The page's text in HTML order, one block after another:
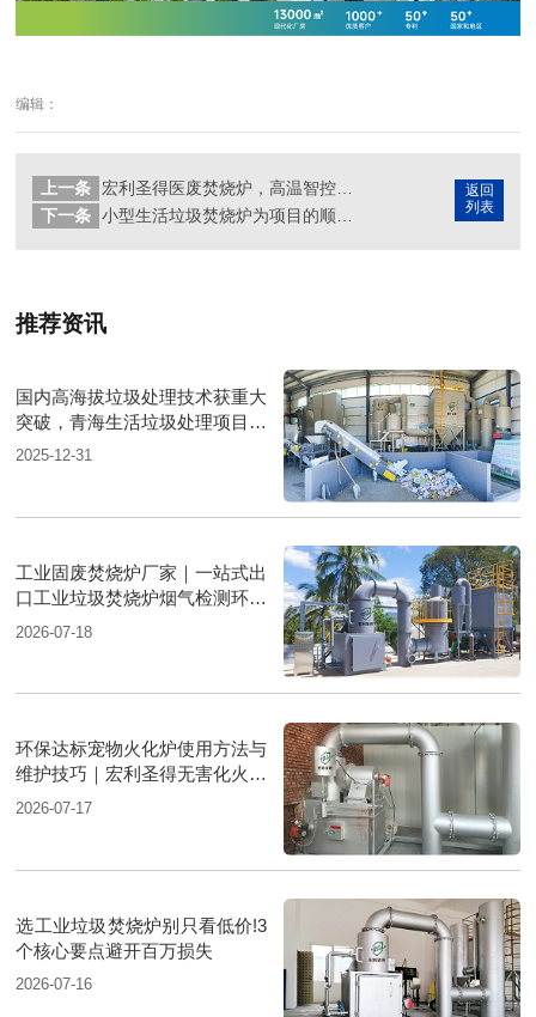
编辑：
返回
列表
上一条
宏利圣得医废焚烧炉，高温智控让医疗废物处理“零”隐患
下一条
推荐资讯
国内高海拔垃圾处理技术获重大
突破，青海生活垃圾处理项目树
行业新标杆
2025-12-31
工业固废焚烧炉厂家｜一站式出
口工业垃圾焚烧炉烟气检测环保
达标
2026-07-18
环保达标宠物火化炉使用方法与
维护技巧｜宏利圣得无害化火化
设备科普
2026-07-17
选工业垃圾焚烧炉别只看低价!3
个核心要点避开百万损失
2026-07-16